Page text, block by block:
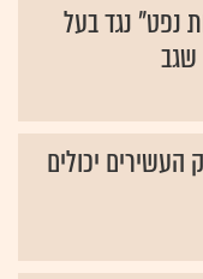
נפט" נגד בעל
שגב
העשירים יכולים